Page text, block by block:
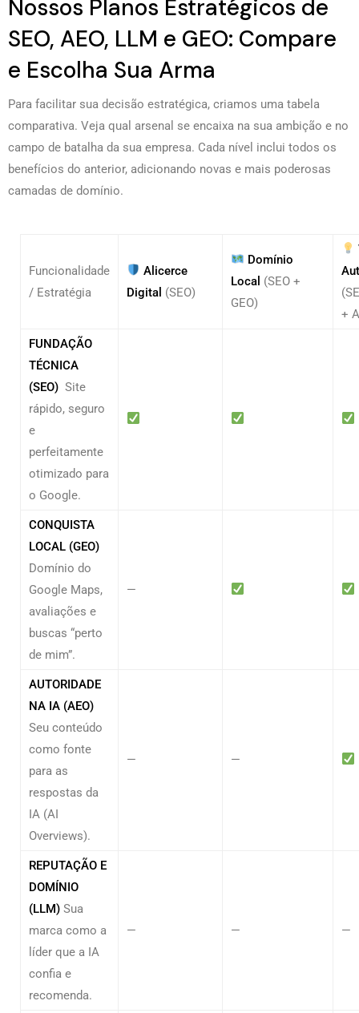
Nossos Planos Estratégicos de
SEO, AEO, LLM e GEO: Compare
e Escolha Sua Arma
Para facilitar sua decisão estratégica, criamos uma tabela
comparativa. Veja qual arsenal se encaixa na sua ambição e no
campo de batalha da sua empresa. Cada nível inclui todos os
benefícios do anterior, adicionando novas e mais poderosas
camadas de domínio.
Funcionalidade
/ Estratégia
Alicerce
Digital (SEO)
Domínio
Local (SEO +
GEO)
+
FUNDAÇÃO
TÉCNICA
(SEO) Site
rápido, seguro
e
perfeitamente
otimizado para
o Google.
CONQUISTA
LOCAL (GEO)
Domínio do
Google Maps,
avaliações e
buscas “perto
de mim”.
—
AUTORIDADE
NA IA (AEO)
Seu conteúdo
como fonte
para as
respostas da
IA (AI
Overviews).
— —
REPUTAÇÃO E
DOMÍNIO
(LLM) Sua
marca como a
líder que a IA
confia e
recomenda.
— — —